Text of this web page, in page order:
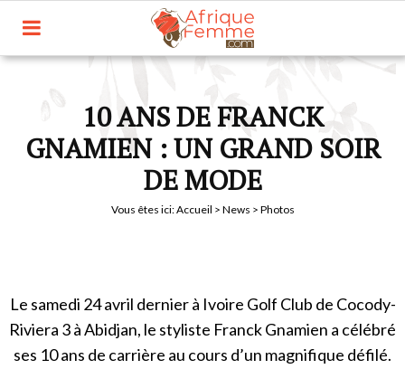
10 ANS DE FRANCK
GNAMIEN : UN GRAND SOIR
DE MODE
Vous êtes ici:Accueil > News > Photos
Le samedi 24 avril dernier à Ivoire Golf Club de Cocody-
Riviera 3 à Abidjan, le styliste Franck Gnamien a célébré
ses 10 ans de carrière au cours d’un magnifique défilé.